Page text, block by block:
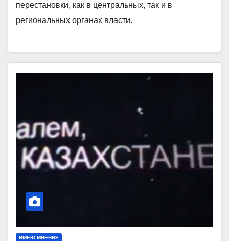
перестановки, как в центральных, так и в
региональных органах власти.
ИМЕЮ МНЕНИЕ